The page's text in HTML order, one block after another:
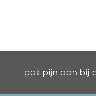
pak pijn aan bij